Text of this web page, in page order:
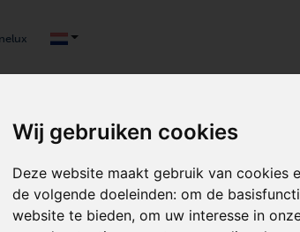
Wij gebruiken cookies
Deze website maakt gebruik van cookies
de volgende doeleinden: om de
website te bieden, om uw interesse in
/ VACUUMPOMPEN /